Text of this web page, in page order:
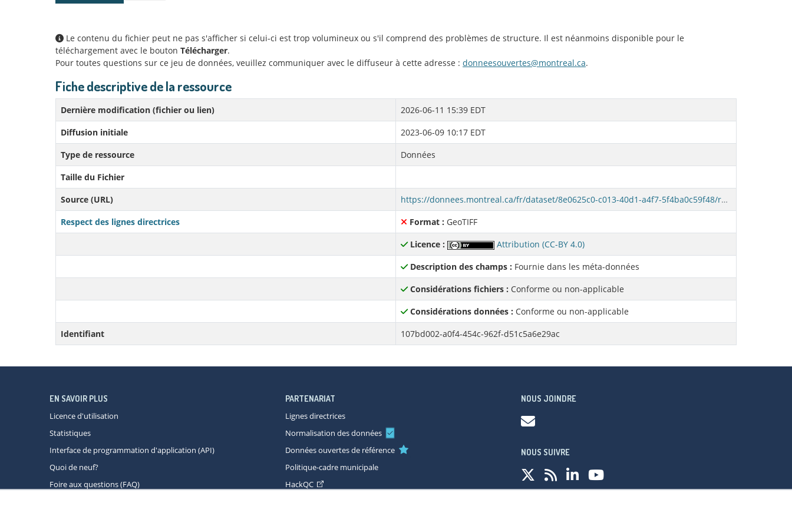
Le contenu du fichier peut ne pas s'afficher si celui-ci est trop volumineux ou s'il comprend des problèmes de structure. Il est néanmoins disponible pour le
téléchargement avec le bouton Télécharger.
Pour toutes questions sur ce jeu de données, veuillez communiquer avec le diffuseur à cette adresse : donneesouvertes@montreal.ca.
Fiche descriptive de la ressource
Dernière modification (fichier ou lien)
2026-06-11 15:39 EDT
Diffusion initiale
2023-06-09 10:17 EDT
Type de ressource
Données
Taille du Fichier
Source (URL)
https://donnees.montreal.ca/fr/dataset/8e0625c0-c013-40d1-a4f7-5f4ba0c59f48/resource/107bd002-a0f4-454c-962f-d51c5a6e29ac/download/surfaces-minerales-vegetales-2022-orthophoto-arrondissement-mercier-hochelaga-maisonneuve.zip
Respect des lignes directrices
Format : GeoTIFF
Licence :
Attribution (CC-BY 4.0)
Description des champs : Fournie dans les méta-données
Considérations fichiers : Conforme ou non-applicable
Considérations données : Conforme ou non-applicable
Identifiant
107bd002-a0f4-454c-962f-d51c5a6e29ac
EN SAVOIR PLUS
Licence d'utilisation
Statistiques
Interface de programmation d'application (API)
Quoi de neuf?
Foire aux questions (FAQ)
PARTENARIAT
Lignes directrices
Normalisation des données
Données ouvertes de référence
Politique-cadre municipale
HackQC
NOUS JOINDRE
NOUS SUIVRE